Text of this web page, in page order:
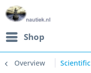
Shop
Overview Scientific